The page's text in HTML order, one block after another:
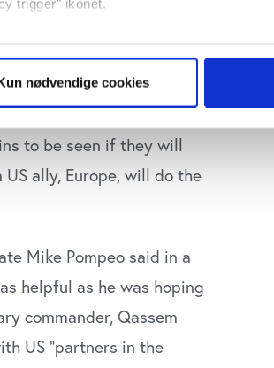
trigger" ikonet.
af dens unikke karakteristika
til at vise dig funktioner til sociale
af vores website med vores partnere
kan kombinere disse data med
tjenester. Du samtykker til vores
nødvendige cookies
war, moves are now
And while it is quite
to be seen if they will
ally, Europe, will do the
Mike Pompeo said in a
helpful as he was hoping
commander, Qassem
US “partners in the